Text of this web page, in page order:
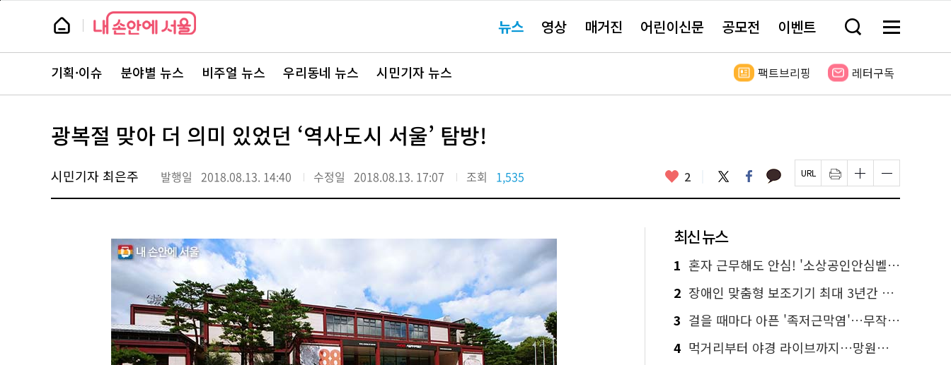
본
뉴
스 요뉴스 영상 매거진 어린이신문 공모전 이벤트 검
창
기
메
전
보
뉴
스
주
서
바
로
기획·이슈 분야별 뉴스 비주얼 뉴스 우리동네 뉴스 시민기자 뉴스 팩트브리핑 레터구독
광복절 맞아 더 의미 있었던 ‘역사도시 서울’ 탐방!
시민기자 최은주 발행일 2018.08.13. 14:40 수정일 2018.08.13. 17:07 조회 1,535 좋
요
2 트
위
터
페
이
스
카
카 페
이
지
인
쇄
하
글
자
크
하
기
글
자
크
하
기
최신 뉴스
1 혼자 근무해도 안심! '소상공인안심벨' 신청하세요
2 장애인 맞춤형 보조기기 최대 3년간 무상 대여…삶의 질 높인다
3 걸을 때마다 아픈 '족저근막염'…무작정 참지 말고 '이것' 해보세요!
4 먹거리부터 야경 라이브까지…망원한강공원 알짜 코스
페